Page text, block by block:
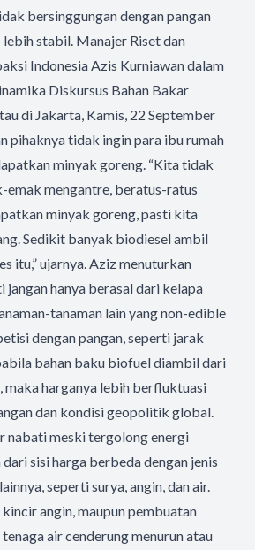
bersinggungan dengan pangan
stabil. Manajer Riset dan
Indonesia Azis Kurniawan dalam
Diskursus Bahan Bakar
di Jakarta, Kamis, 22 September
pihaknya tidak ingin para ibu rumah
minyak goreng. “Kita tidak
emak mengantre, beratus-ratus
minyak goreng, pasti kita
Sedikit banyak biodiesel ambil
itu,” ujarnya. Aziz menuturkan
jangan hanya berasal dari kelapa
tanaman lain yang non-edible
dengan pangan, seperti jarak
bahan baku biofuel diambil dari
maka harganya lebih berfluktuasi
dan kondisi geopolitik global.
nabati meski tergolong energi
sisi harga berbeda dengan jenis
seperti surya, angin, dan air.
angin, maupun pembuatan
air cenderung menurun atau